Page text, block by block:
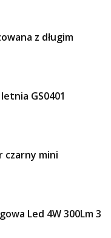
z długim
GS0401
czarny mini
Led 4W 300Lm 3